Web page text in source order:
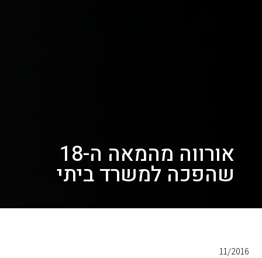
אורווה מהמאה ה-18
שהפכה למשרד ביתי
11/2016